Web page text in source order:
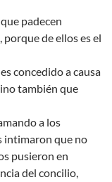
padecen
de ellos es el
concedido a causa
también que
a los
intimaron que no
pusieron en
del concilio,